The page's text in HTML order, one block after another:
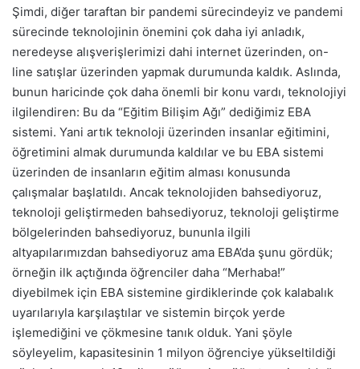
Şimdi, diğer taraftan bir pandemi sürecindeyiz ve pandemi
sürecinde teknolojinin önemini çok daha iyi anladık,
neredeyse alışverişlerimizi dahi internet üzerinden, on-
line satışlar üzerinden yapmak durumunda kaldık. Aslında,
bunun haricinde çok daha önemli bir konu vardı, teknolojiyi
ilgilendiren: Bu da “Eğitim Bilişim Ağı” dediğimiz EBA
sistemi. Yani artık teknoloji üzerinden insanlar eğitimini,
öğretimini almak durumunda kaldılar ve bu EBA sistemi
üzerinden de insanların eğitim alması konusunda
çalışmalar başlatıldı. Ancak teknolojiden bahsediyoruz,
teknoloji geliştirmeden bahsediyoruz, teknoloji geliştirme
bölgelerinden bahsediyoruz, bununla ilgili
altyapılarımızdan bahsediyoruz ama EBA’da şunu gördük;
örneğin ilk açtığında öğrenciler daha “Merhaba!”
diyebilmek için EBA sistemine girdiklerinde çok kalabalık
uyarılarıyla karşılaştılar ve sistemin birçok yerde
işlemediğini ve çökmesine tanık olduk. Yani şöyle
söyleyelim, kapasitesinin 1 milyon öğrenciye yükseltildiği